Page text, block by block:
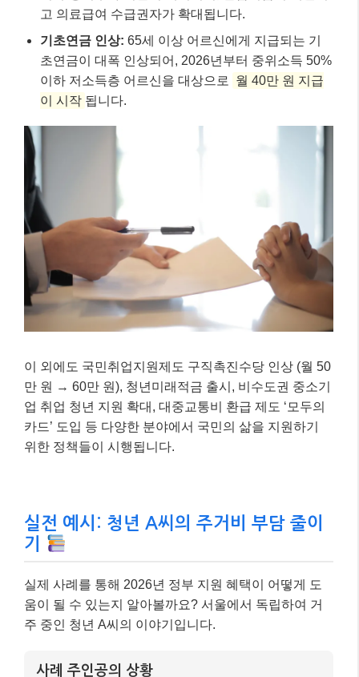
고 의료급여 수급권자가 확대됩니다.
기초연금 인상: 65세 이상 어르신에게 지급되는 기
초연금이 대폭 인상되어, 2026년부터 중위소득 50%
이하 저소득층 어르신을 대상으로
월 40만 원 지급
이 시작 됩니다.
이 외에도 국민취업지원제도 구직촉진수당 인상 (월 50
만 원 → 60만 원), 청년미래적금 출시, 비수도권 중소기
업 취업 청년 지원 확대, 대중교통비 환급 제도 ‘모두의
카드’ 도입 등 다양한 분야에서 국민의 삶을 지원하기
위한 정책들이 시행됩니다.
실전 예시: 청년 A씨의 주거비 부담 줄이
기
실제 사례를 통해 2026년 정부 지원 혜택이 어떻게 도
움이 될 수 있는지 알아볼까요? 서울에서 독립하여 거
주 중인 청년 A씨의 이야기입니다.
사례 주인공의 상황